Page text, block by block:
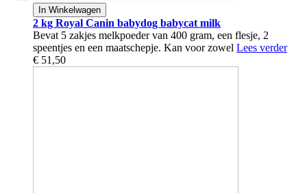
In Winkelwagen
2 kg Royal Canin babydog babycat milk
Bevat 5 zakjes melkpoeder van 400 gram, een flesje, 2
speentjes en een maatschepje. Kan voor zowel Lees verder
€ 51,50